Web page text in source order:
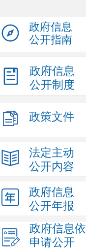
政府信息
公开指南
政府信息
公开制度
政策文件
法定主动
公开内容
政府信息
公开年报
政府信息依
申请公开